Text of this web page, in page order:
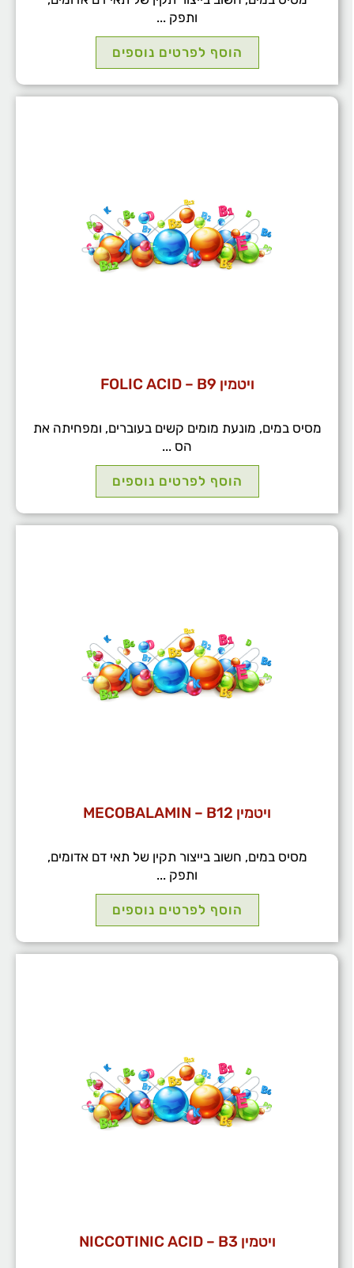
ותפק ...
הוסף לפרטים נוספים
ויטמין FOLIC ACID – B9
מסיס במים, מונעת מומים קשים בעוברים, ומפחיתה את
הס ...
הוסף לפרטים נוספים
ויטמין MECOBALAMIN – B12
מסיס במים, חשוב בייצור תקין של תאי דם אדומים,
ותפק ...
הוסף לפרטים נוספים
ויטמין NICCOTINIC ACID – B3